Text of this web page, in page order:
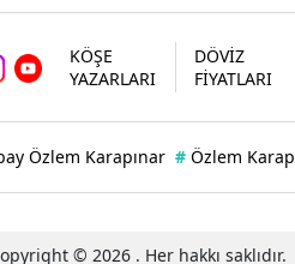
KÖŞE
YAZARLARI
DÖVİZ
FİYATLARI
Özlem Karapınar # Özlem
© 2026 . Her hakkı saklıdır.